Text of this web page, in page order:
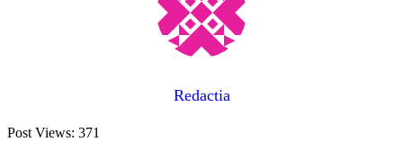
Redactia
Post Views: 371